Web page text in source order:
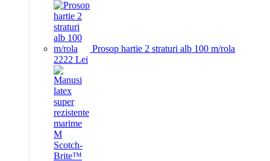
Prosop hartie 2 straturi alb 100 m/rola
2222 Lei